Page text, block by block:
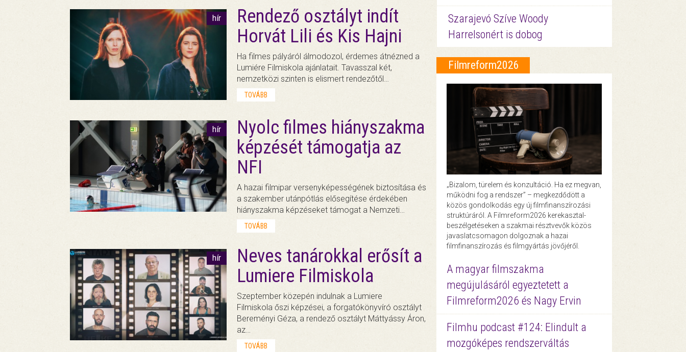
hír
Rendező osztályt indít
Horvát Lili és Kis Hajni
Ha filmes pályáról álmodozol, érdemes átnézned a
Lumiére Filmiskola ajánlatait. Tavasszal két,
nemzetközi szinten is elismert rendezőtől…
TOVÁBB
hír
Nyolc filmes hiányszakma
képzését támogatja az
NFI
A hazai filmipar versenyképességének biztosítása és
a szakember utánpótlás elősegítése érdekében
hiányszakma képzéseket támogat a Nemzeti…
TOVÁBB
hír
Neves tanárokkal erősít a
Lumiere Filmiskola
Szeptember közepén indulnak a Lumiere
Filmiskola őszi képzései, a forgatókönyvíró osztályt
Bereményi Géza, a rendező osztályt Máttyássy Áron,
az…
TOVÁBB
Szarajevó Szíve Woody
Harrelsonért is dobog
Filmreform2026
„Bizalom, türelem és konzultáció. Ha ez megvan,
működni fog a rendszer” – megkezdődött a
közös gondolkodás egy új filmfinanszírozási
struktúráról. A Filmreform2026 kerekasztal-
beszélgetéseken a szakmai résztvevők közös
javaslatcsomagon dolgoznak a hazai
filmfinanszírozás és filmgyártás jövőjéről.
A magyar filmszakma
megújulásáról egyeztetett a
Filmreform2026 és Nagy Ervin
Filmhu podcast #124: Elindult a
mozgóképes rendszerváltás